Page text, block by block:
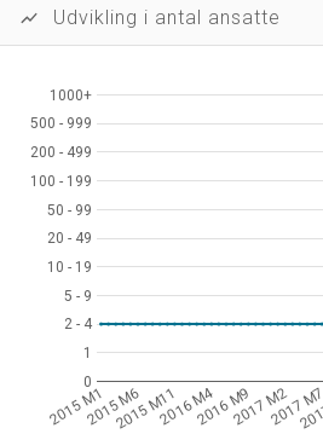
show_chart Udvikling i antal ansatte
2015 M12015 M62015 M112016 M42016 M92017 M2
2017
0
0
11
2 - 4
2 - 4
5 - 9
5 - 9
10 - 19
10 - 19
20 - 49
20 - 49
50 - 99
50 - 99
100 - 199
100 - 199
200 - 499
200 - 499
500 - 999
500 - 999
1000+
1000+